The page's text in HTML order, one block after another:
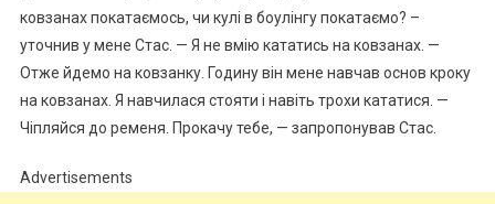
ковзанах покатаємось, чи кулі в боулінгу покатаємо? –
уточнив у мене Стас. — Я не вмію кататись на ковзанах. —
Отже йдемо на ковзанку. Годину він мене навчав основ кроку
на ковзанах. Я навчилася стояти і навіть трохи кататися. —
Чіпляйся до ременя. Прокачу тебе, — запропонував Стас.
Advertisements